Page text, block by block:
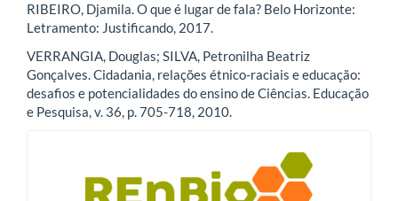
RIBEIRO, Djamila. O que é lugar de fala? Belo Horizonte:
Letramento: Justificando, 2017.
VERRANGIA, Douglas; SILVA, Petronilha Beatriz
Gonçalves. Cidadania, relações étnico-raciais e educação:
desafios e potencialidades do ensino de Ciências. Educação
e Pesquisa, v. 36, p. 705-718, 2010.